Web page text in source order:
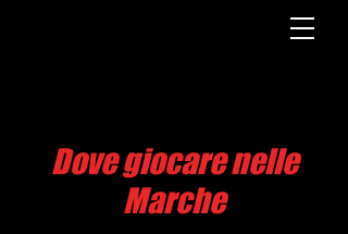
Dove giocare nelle
Marche